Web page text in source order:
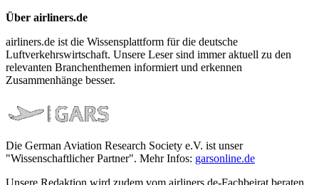
Über airliners.de
airliners.de ist die Wissensplattform für die deutsche
Luftverkehrswirtschaft. Unsere Leser sind immer aktuell zu den
relevanten Branchenthemen informiert und erkennen
Zusammenhänge besser.
Die German Aviation Research Society e.V. ist unser
"Wissenschaftlicher Partner". Mehr Infos: garsonline.de
Unsere Redaktion wird zudem vom airliners.de-Fachbeirat beraten,